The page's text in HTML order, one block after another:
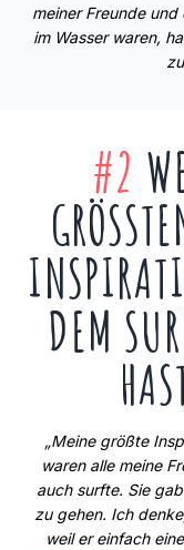
meiner Freunde
im Wasser waren,
#2
EM
„Meine größte
waren alle meine
auch surfte. Sie
zu gehen. Ich
weil er einfach